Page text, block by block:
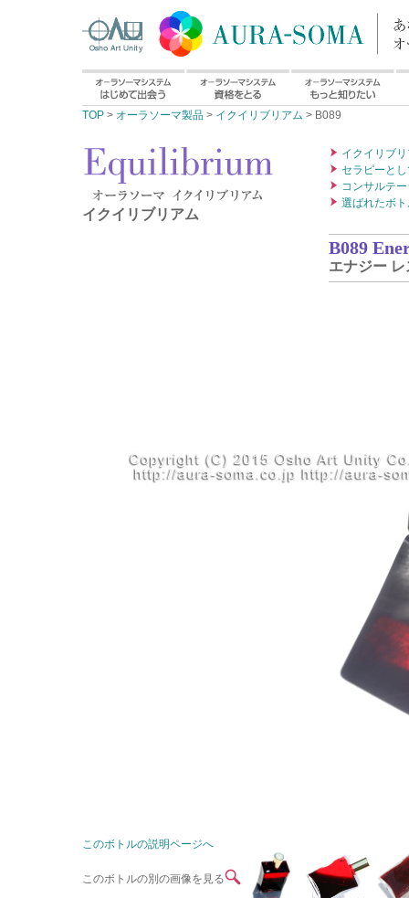
TOP > オーラソーマ製品 > イクイリブリアム > B089
イクイリブリアム
イクイリブ
セラピーと
コンサルテ
選ばれたボ
B089
エナジー
このボトルの説明ページへ
このボトルの別の画像を見る